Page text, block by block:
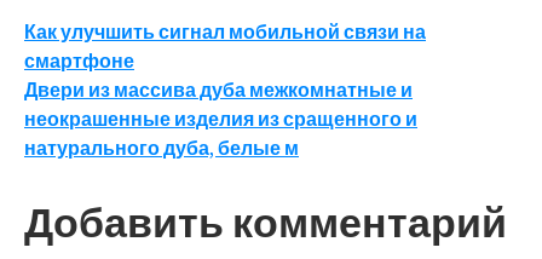
Навигация
по
записям
Как улучшить сигнал мобильной связи на
смартфоне
Двери из массива дуба межкомнатные и
неокрашенные изделия из сращенного и
натурального дуба, белые м
Добавить комментарий